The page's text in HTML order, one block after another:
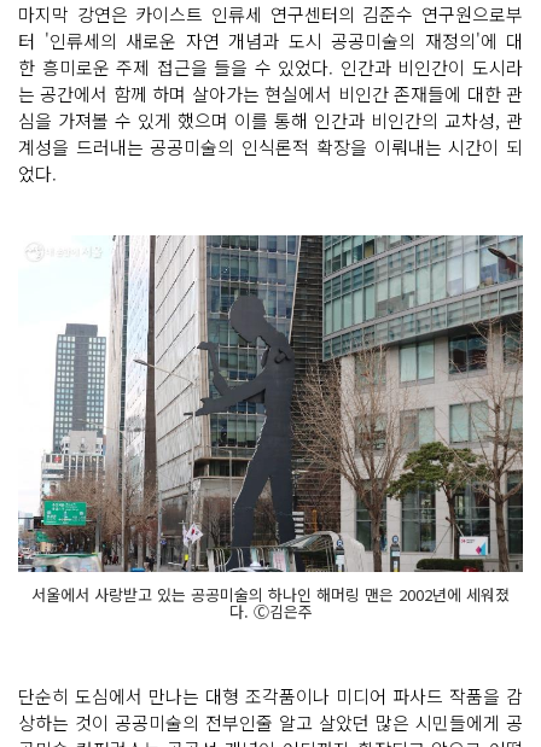
마지막 강연은 카이스트 인류세 연구센터의 김준수 연구원으로부
터 '인류세의 새로운 자연 개념과 도시 공공미술의 재정의'에 대
한 흥미로운 주제 접근을 들을 수 있었다. 인간과 비인간이 도시라
는 공간에서 함께 하며 살아가는 현실에서 비인간 존재들에 대한 관
심을 가져볼 수 있게 했으며 이를 통해 인간과 비인간의 교차성, 관
계성을 드러내는 공공미술의 인식론적 확장을 이뤄내는 시간이 되
었다.
서울에서 사랑받고 있는 공공미술의 하나인 해머링 맨은 2002년에 세워졌
다. Ⓒ김은주
단순히 도심에서 만나는 대형 조각품이나 미디어 파사드 작품을 감
상하는 것이 공공미술의 전부인줄 알고 살았던 많은 시민들에게 공